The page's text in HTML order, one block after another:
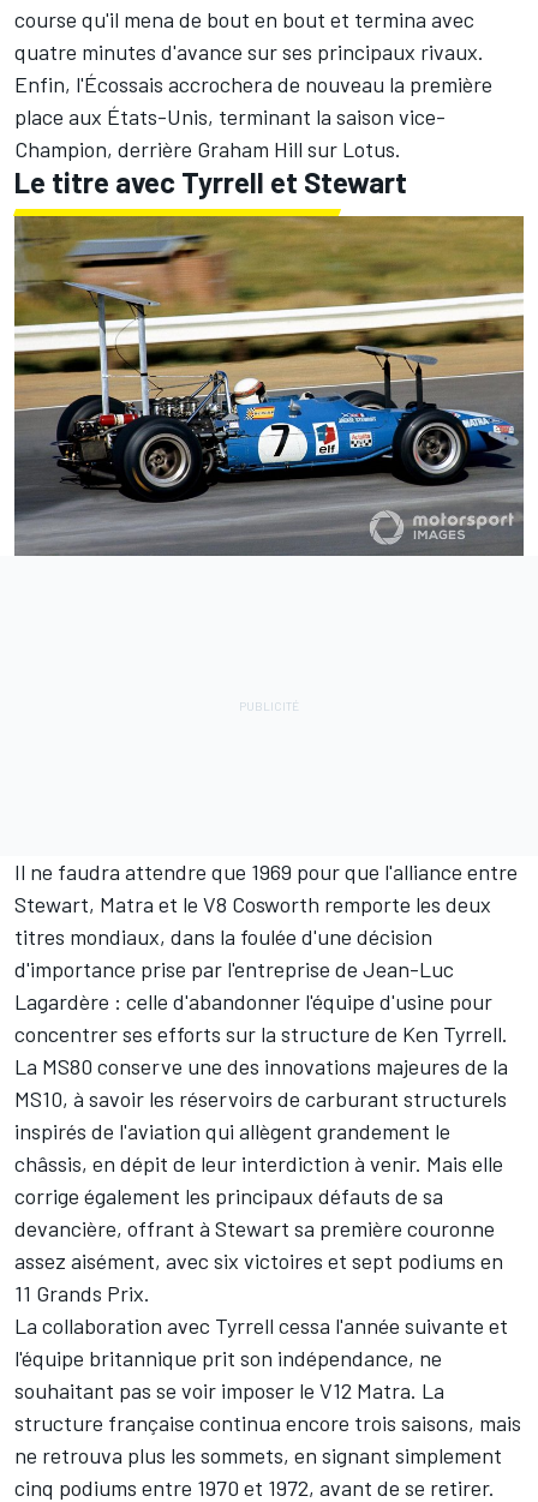
course qu'il mena de bout en bout et termina avec
quatre minutes d'avance sur ses principaux rivaux.
Enfin, l'Écossais accrochera de nouveau la première
place aux États-Unis, terminant la saison vice-
Champion, derrière Graham Hill sur Lotus.
Le titre avec Tyrrell et Stewart
Il ne faudra attendre que 1969 pour que l'alliance entre
Stewart, Matra et le V8 Cosworth remporte les deux
titres mondiaux, dans la foulée d'une décision
d'importance prise par l'entreprise de Jean-Luc
Lagardère : celle d'abandonner l'équipe d'usine pour
concentrer ses efforts sur la structure de Ken Tyrrell.
La MS80 conserve une des innovations majeures de la
MS10, à savoir les réservoirs de carburant structurels
inspirés de l'aviation qui allègent grandement le
châssis, en dépit de leur interdiction à venir. Mais elle
corrige également les principaux défauts de sa
devancière, offrant à Stewart sa première couronne
assez aisément, avec six victoires et sept podiums en
11 Grands Prix.
La collaboration avec Tyrrell cessa l'année suivante et
l'équipe britannique prit son indépendance, ne
souhaitant pas se voir imposer le V12 Matra. La
structure française continua encore trois saisons, mais
ne retrouva plus les sommets, en signant simplement
cinq podiums entre 1970 et 1972, avant de se retirer.